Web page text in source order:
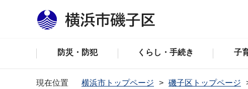
防災・防犯 くらし・手続き 子
現在位置 横浜市トップページ 磯子区トップページ